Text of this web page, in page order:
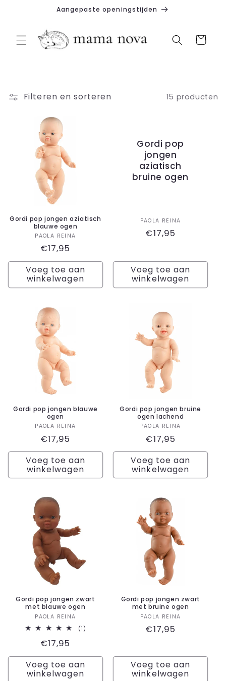
Aangepaste openingstijden
Winkelwagen
Filteren en sorteren 15 producten
Gordi pop jongen aziatisch
blauwe ogen
Verkoper:
PAOLA REINA
Normale
prijs
€17,95
Voeg toe aan
winkelwagen
Gordi pop
jongen
aziatisch
bruine ogen
Verkoper:
PAOLA REINA
Normale
€17,95
Voeg toe aan
winkelwagen
Gordi pop jongen blauwe
ogen
Verkoper:
PAOLA REINA
Normale
prijs
€17,95
Voeg toe aan
winkelwagen
Gordi pop jongen bruine
ogen lachend
Verkoper:
PAOLA REINA
Normale
prijs
€17,95
Voeg toe aan
winkelwagen
Gordi pop jongen zwart
met blauwe ogen
Verkoper:
PAOLA REINA
(1)
Normale
prijs
€17,95
Voeg toe aan
winkelwagen
Gordi pop jongen zwart
met bruine ogen
Verkoper:
PAOLA REINA
Normale
€17,95
Voeg toe aan
winkelwagen